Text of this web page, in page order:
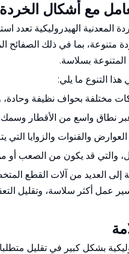
مع أشكال
المعدنية الهيدروليكية
متنوعة، بما في ذلك الصفائح
المتنوعة بسلاسة.
التنوع ما يلي:
مختلفة بحواف نظيفة
عبر نطاق واسع من الأقطار
والقنوات والزوايا
والتي قد يكون من الصعب
العديد من آلات القطع
عمل أكثر سلاسة، وتقليل
بشكل كبير في تقليل